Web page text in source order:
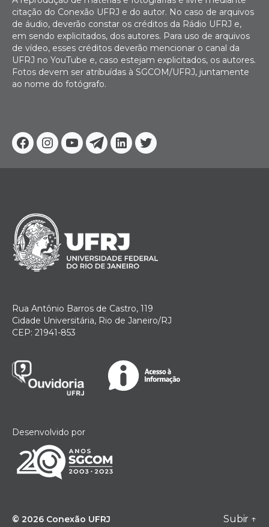
Facebook
Instagram
YoutubeTelegram
Linkedin
Twitter
citação do Conexão UFRJ e do autor. No caso de arquivos
de áudio, deverão constar os créditos da Rádio UFRJ e,
em sendo explicitados, dos autores. Para uso de arquivos
de vídeo, esses créditos deverão mencionar o canal da
UFRJ no YouTube e, caso estejam explicitados, os autores.
Fotos devem ser atribuídas à SGCOM/UFRJ, juntamente
ao nome do fotógrafo.
Rua Antônio Barros de Castro, 119
Cidade Universitária, Rio de Janeiro/RJ
CEP: 21941-853
Desenvolvido por
© 2026 Conexão UFRJ Subir ↑